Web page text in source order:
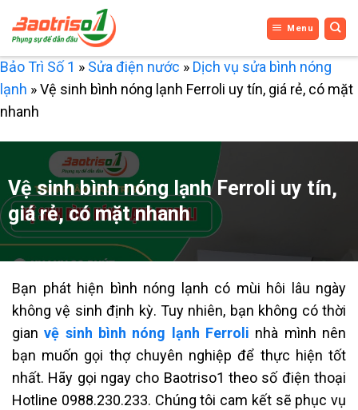
qua
nội
dung
Menu
Bảo Trì Số 1 » Sửa điện nước » Dịch vụ sửa bình nóng
lạnh »Vệ sinh bình nóng lạnh Ferroli uy tín, giá rẻ, có mặt
nhanh
Vệ sinh bình nóng lạnh Ferroli uy tín,
giá rẻ, có mặt nhanh
Bạn phát hiện bình nóng lạnh có mùi hôi lâu ngày
không vệ sinh định kỳ. Tuy nhiên, bạn không có thời
gianvệ sinh bình nóng lạnh Ferroli nhà mình nên
bạn muốn gọi thợ chuyên nghiệp để thực hiện tốt
nhất. Hãy gọi ngay cho Baotriso1 theo số điện thoại
Hotline 0988.230.233. Chúng tôi cam kết sẽ phục vụ